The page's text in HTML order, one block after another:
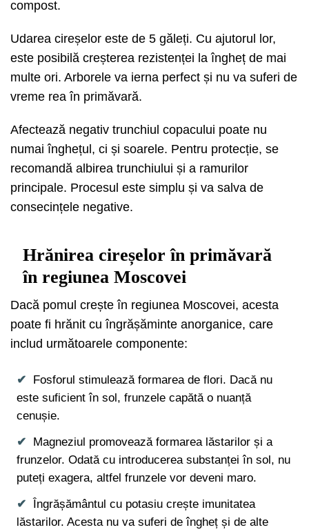
compost.
Udarea cireșelor este de 5 găleți. Cu ajutorul lor,
este posibilă creșterea rezistenței la îngheț de mai
multe ori. Arborele va ierna perfect și nu va suferi de
vreme rea în primăvară.
Afectează negativ trunchiul copacului poate nu
numai înghețul, ci și soarele. Pentru protecție, se
recomandă albirea trunchiului și a ramurilor
principale. Procesul este simplu și va salva de
consecințele negative.
Hrănirea cireșelor în primăvară
în regiunea Moscovei
Dacă pomul crește în regiunea Moscovei, acesta
poate fi hrănit cu îngrășăminte anorganice, care
includ următoarele componente:
Fosforul stimulează formarea de flori. Dacă nu
este suficient în sol, frunzele capătă o nuanță
cenușie.
Magneziul promovează formarea lăstarilor și a
frunzelor. Odată cu introducerea substanței în sol, nu
puteți exagera, altfel frunzele vor deveni maro.
Îngrășământul cu potasiu crește imunitatea
lăstarilor. Acesta nu va suferi de îngheț și de alte